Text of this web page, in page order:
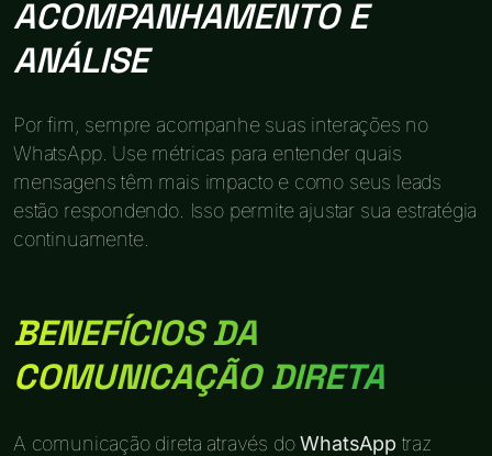
ACOMPANHAMENTO E
ANÁLISE
Por fim, sempre acompanhe suas interações no
WhatsApp. Use métricas para entender quais
mensagens têm mais impacto e como seus leads
estão respondendo. Isso permite ajustar sua estratégia
continuamente.
BENEFÍCIOS DA
COMUNICAÇÃO DIRETA
A comunicação direta através doWhatsApp traz